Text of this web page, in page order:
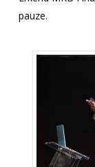
pauze.